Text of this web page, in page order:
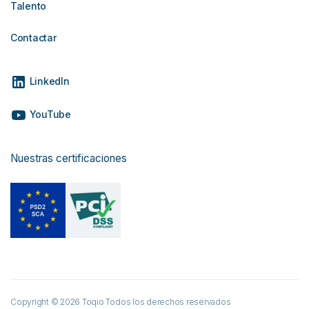
Talento
Contactar
LinkedIn
YouTube
Nuestras certificaciones
Copyright © 2026 Toqio Todos los derechos reservados